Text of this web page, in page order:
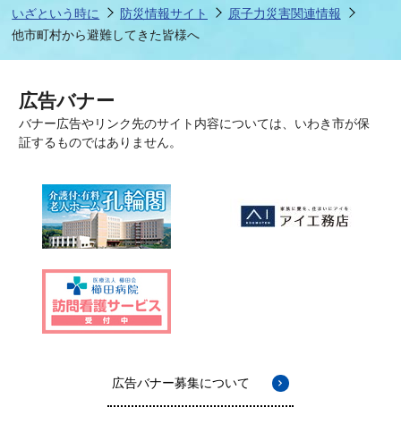
いざという時に
防災情報サイト
原子力災害関連情報
他市町村から避難してきた皆様へ
広告バナー
バナー広告やリンク先のサイト内容については、いわき市が保
証するものではありません。
広告バナー募集について